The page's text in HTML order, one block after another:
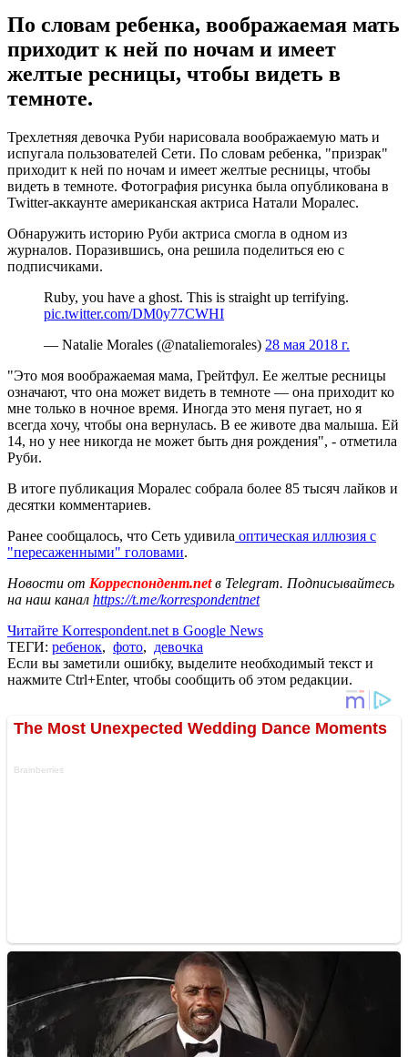
По словам ребенка, воображаемая мать
приходит к ней по ночам и имеет
желтые ресницы, чтобы видеть в
темноте.
Трехлетняя девочка Руби нарисовала воображаемую мать и
испугала пользователей Сети. По словам ребенка, "призрак"
приходит к ней по ночам и имеет желтые ресницы, чтобы
видеть в темноте. Фотография рисунка была опубликована в
Twitter-аккаунте американская актриса Натали Моралес.
Обнаружить историю Руби актриса смогла в одном из
журналов. Поразившись, она решила поделиться ею с
подписчиками.
Ruby, you have a ghost. This is straight up terrifying.
pic.twitter.com/DM0y77CWHI
— Natalie Morales (@nataliemorales) 28 мая 2018 г.
"Это моя воображаемая мама, Грейтфул. Ее желтые ресницы
означают, что она может видеть в темноте — она приходит ко
мне только в ночное время. Иногда это меня пугает, но я
всегда хочу, чтобы она вернулась. В ее животе два малыша. Ей
14, но у нее никогда не может быть дня рождения", - отметила
Руби.
В итоге публикация Моралес собрала более 85 тысяч лайков и
десятки комментариев.
Ранее сообщалось, что Сеть удивила оптическая иллюзия с
"пересаженными" головами.
Новости от Корреспондент.netв Telegram. Подписывайтесь
на наш канал https://t.me/korrespondentnet
Читайте Korrespondent.net в Google News
ТЕГИ: ребенок, фото, девочка
Если вы заметили ошибку, выделите необходимый текст и
нажмите Ctrl+Enter, чтобы сообщить об этом редакции.